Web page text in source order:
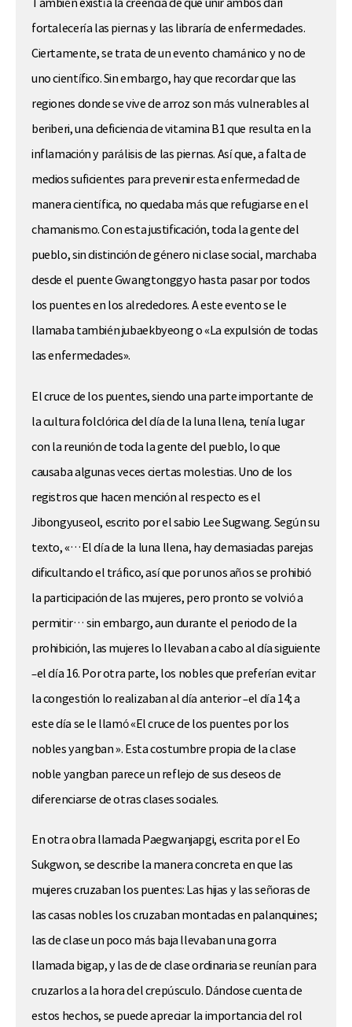
También existía la creencia de que unir ambos dari
fortalecería las piernas y las libraría de enfermedades.
Ciertamente, se trata de un evento chamánico y no de
uno científico. Sin embargo, hay que recordar que las
regiones donde se vive de arroz son más vulnerables al
beriberi, una deficiencia de vitamina B1 que resulta en la
inflamación y parálisis de las piernas. Así que, a falta de
medios suficientes para prevenir esta enfermedad de
manera científica, no quedaba más que refugiarse en el
chamanismo. Con esta justificación, toda la gente del
pueblo, sin distinción de género ni clase social, marchaba
desde el puente Gwangtonggyo hasta pasar por todos
los puentes en los alrededores. A este evento se le
llamaba también jubaekbyeong o «La expulsión de todas
las enfermedades».
El cruce de los puentes, siendo una parte importante de
la cultura folclórica del día de la luna llena, tenía lugar
con la reunión de toda la gente del pueblo, lo que
causaba algunas veces ciertas molestias. Uno de los
registros que hacen mención al respecto es el
Jibongyuseol, escrito por el sabio Lee Sugwang. Según su
texto, «…El día de la luna llena, hay demasiadas parejas
dificultando el tráfico, así que por unos años se prohibió
la participación de las mujeres, pero pronto se volvió a
permitir… sin embargo, aun durante el periodo de la
prohibición, las mujeres lo llevaban a cabo al día siguiente
–el día 16. Por otra parte, los nobles que preferían evitar
la congestión lo realizaban al día anterior –el día 14; a
este día se le llamó «El cruce de los puentes por los
nobles yangban ». Esta costumbre propia de la clase
noble yangban parece un reflejo de sus deseos de
diferenciarse de otras clases sociales.
En otra obra llamada Paegwanjapgi, escrita por el Eo
Sukgwon, se describe la manera concreta en que las
mujeres cruzaban los puentes: Las hijas y las señoras de
las casas nobles los cruzaban montadas en palanquines;
las de clase un poco más baja llevaban una gorra
llamada bigap, y las de de clase ordinaria se reunían para
cruzarlos a la hora del crepúsculo. Dándose cuenta de
estos hechos, se puede apreciar la importancia del rol